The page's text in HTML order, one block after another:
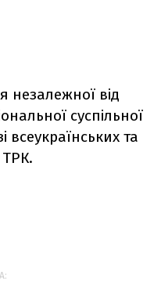
незалежної від
суспільної
всеукраїнських та